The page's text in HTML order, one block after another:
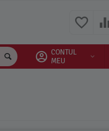
CONTUL
MEU